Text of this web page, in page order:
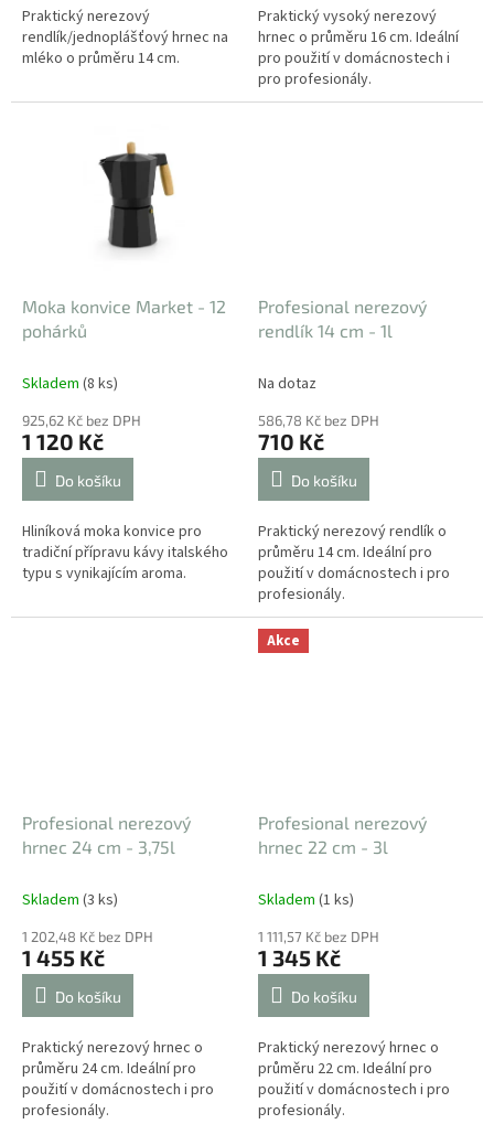
Praktický nerezový
rendlík/jednoplášťový hrnec na
mléko o průměru 14 cm.
Praktický vysoký nerezový
hrnec o průměru 16 cm. Ideální
pro použití v domácnostech i
pro profesionály.
Moka konvice Market - 12
pohárků
Skladem (8 ks)
925,62 Kč bez DPH
1 120 Kč
Do košíku
Hliníková moka konvice pro
tradiční přípravu kávy italského
typu s vynikajícím aroma.
Profesional nerezový
rendlík 14 cm - 1l
Na dotaz
586,78 Kč bez DPH
710 Kč
Do košíku
Praktický nerezový rendlík o
průměru 14 cm. Ideální pro
použití v domácnostech i pro
profesionály.
Profesional nerezový
hrnec 24 cm - 3,75l
Skladem (3 ks)
1 202,48 Kč bez DPH
1 455 Kč
Do košíku
Praktický nerezový hrnec o
průměru 24 cm. Ideální pro
použití v domácnostech i pro
profesionály.
Akce
Profesional nerezový
hrnec 22 cm - 3l
Skladem (1 ks)
1 111,57 Kč bez DPH
1 345 Kč
Do košíku
Praktický nerezový hrnec o
průměru 22 cm. Ideální pro
použití v domácnostech i pro
profesionály.